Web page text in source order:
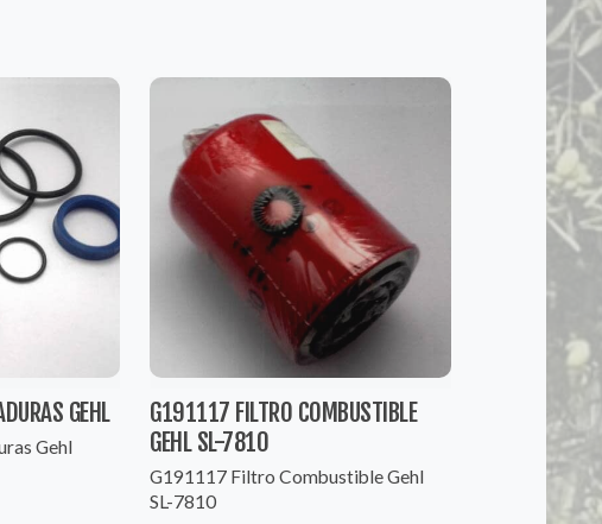
GEHL
Gehl
G191117 FILTRO COMBUSTIBLE
GEHL SL-7810
G191117 Filtro Combustible Gehl
SL-7810